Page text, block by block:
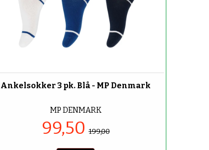
Ankelsokker 3 pk. Blå - MP Denmark
MP DENMARK
99,50199,00